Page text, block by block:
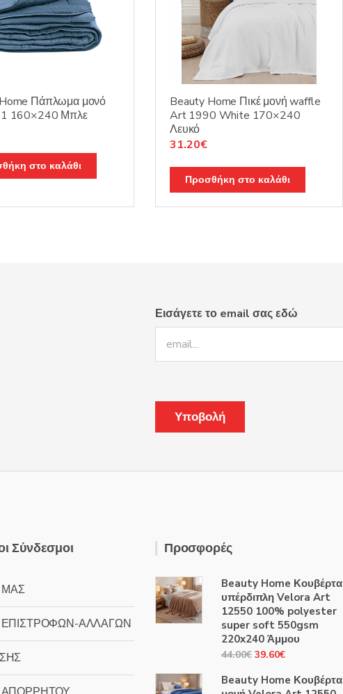
Πάπλωμα μονό
160×240 Μπλε
στο καλάθι
Beauty Home Πικέ μονή waffle
Art 1990 White 170×240
Λευκό
Original
was:
39.00€.
31.20€Η
τιμή
είναι:
31.20€.
Προσθήκη στο καλάθι
Εισάγετε το email σας εδώ
Σύνδεσμοι
ΜΑΣ
ΕΠΙΣΤΡΟΦΩΝ-ΑΛΛΑΓΩΝ
Προσφορές
Beauty Home Κουβέρτα
υπέρδιπλη Velora Art
12550 100% polyester
super soft 550gsm
220x240 Άμμου
44.00€ Original
was:
39.60€Η
τιμή
Beauty Home Κουβέρτα